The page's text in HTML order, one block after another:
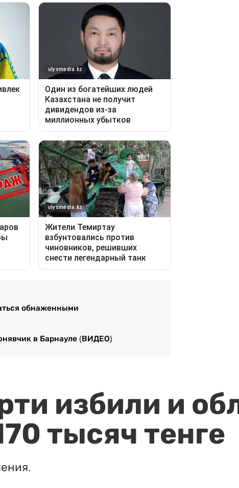
обнаженными
в Барнауле (ВИДЕО)
избили и
тысяч тенге